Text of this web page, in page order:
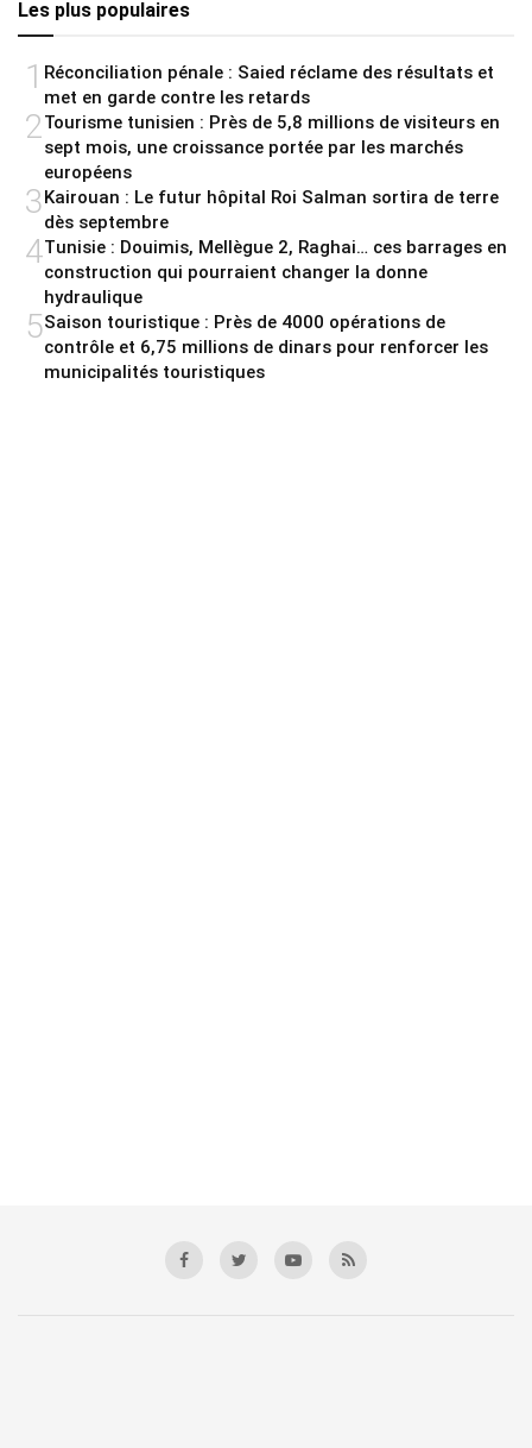
Les plus populaires
1 Réconciliation pénale : Saied réclame des résultats et
met en garde contre les retards
2 Tourisme tunisien : Près de 5,8 millions de visiteurs en
sept mois, une croissance portée par les marchés
européens
3Kairouan : Le futur hôpital Roi Salman sortira de terre
dès septembre
4Tunisie : Douimis, Mellègue 2, Raghai… ces barrages en
construction qui pourraient changer la donne
hydraulique
5Saison touristique : Près de 4000 opérations de
contrôle et 6,75 millions de dinars pour renforcer les
municipalités touristiques